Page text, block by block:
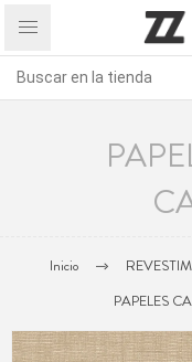
Inicio
PAPELES